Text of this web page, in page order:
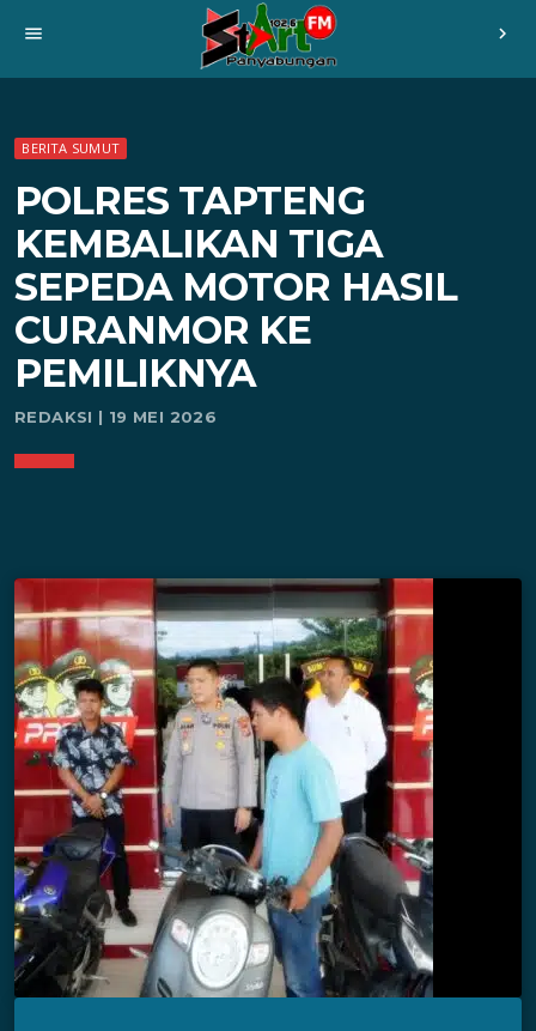
menu chevron_right
BERITA SUMUT
POLRES TAPTENG
KEMBALIKAN TIGA
SEPEDA MOTOR HASIL
CURANMOR KE
PEMILIKNYA
REDAKSI | 19 MEI 2026